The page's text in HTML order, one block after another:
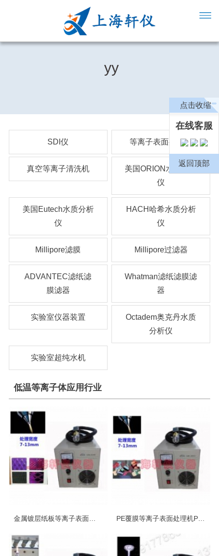
yy
SDI仪 等离子表面处理机
真空等离子清洗机
美国ORION水质分析
仪
美国Eutech水质分析
仪
HACH哈希水质分析
仪
Millipore滤膜 Millipore过滤器
ADVANTEC滤纸滤
膜滤器
Whatman滤纸滤膜滤
器
实验室仪器装置
Octadem奥克丹水质
分析仪
实验室超纯水机
低温等离子体应用行业
金属镀层纸板等离子表面处理设备plasma等离子清洗机
点击收缩
在线客服
返回顶部